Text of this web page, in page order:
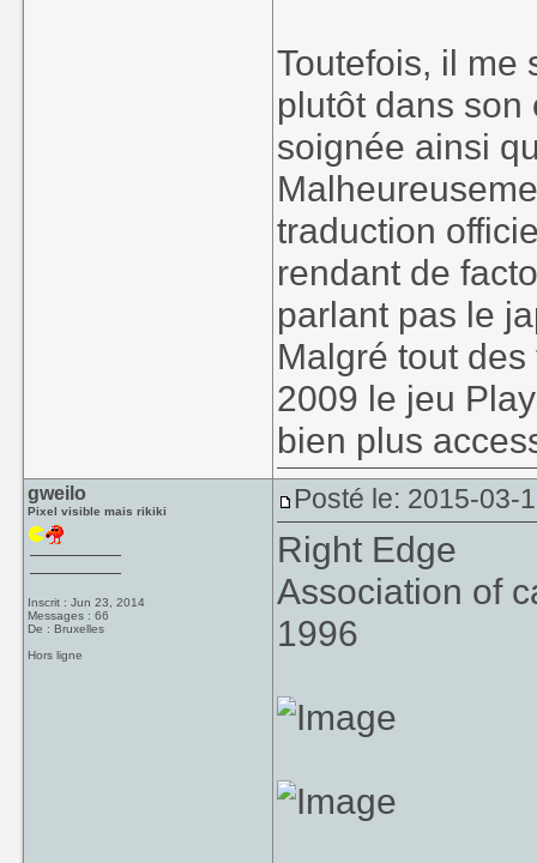
Toutefois, il me
plutôt dans son
soignée ainsi
traduction
rendant de
parlant pas le
Malgré tout
2009 le jeu
bien plus
gweilo
Pixel visible mais rikiki
Inscrit : Jun 23, 2014
Messages : 66
De : Bruxelles
Hors ligne
Posté le: 2015-03-
Right Edge
Association of
1996